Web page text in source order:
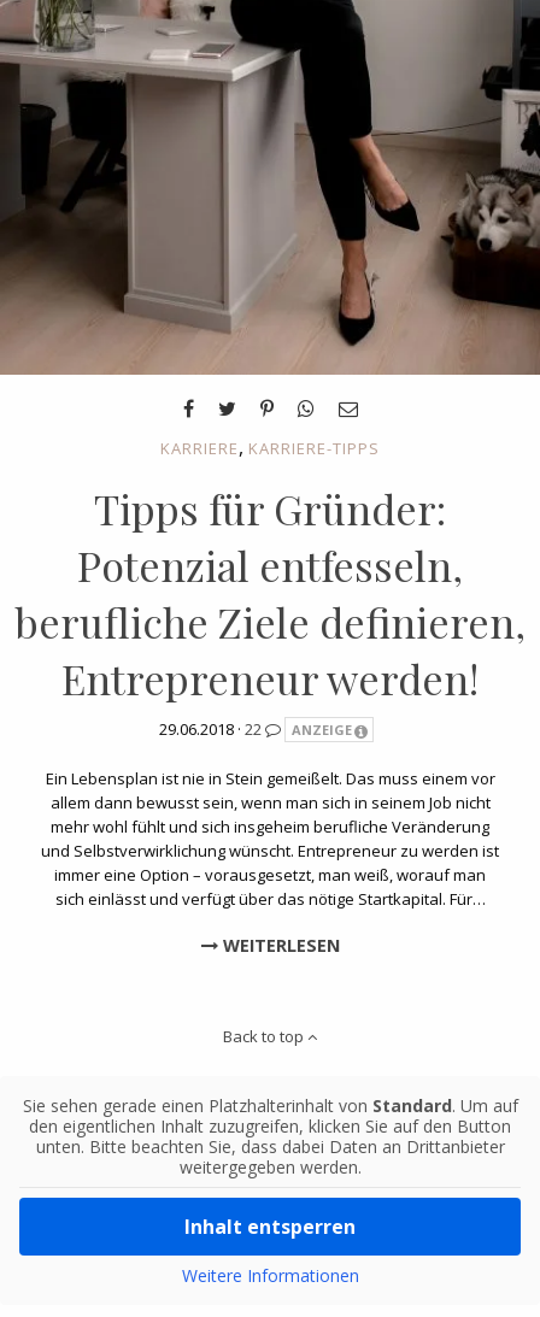
KARRIERE, KARRIERE-TIPPS
Tipps für Gründer:
Potenzial entfesseln,
berufliche Ziele definieren,
Entrepreneur werden!
29.06.2018 · 22 ANZEIGE
Ein Lebensplan ist nie in Stein gemeißelt. Das muss einem vor
allem dann bewusst sein, wenn man sich in seinem Job nicht
mehr wohl fühlt und sich insgeheim berufliche Veränderung
und Selbstverwirklichung wünscht. Entrepreneur zu werden ist
immer eine Option – vorausgesetzt, man weiß, worauf man
sich einlässt und verfügt über das nötige Startkapital. Für…
WEITERLESEN
Back to top
Sie sehen gerade einen Platzhalterinhalt von Standard. Um auf
den eigentlichen Inhalt zuzugreifen, klicken Sie auf den Button
unten. Bitte beachten Sie, dass dabei Daten an Drittanbieter
weitergegeben werden.
Inhalt entsperren
Weitere Informationen